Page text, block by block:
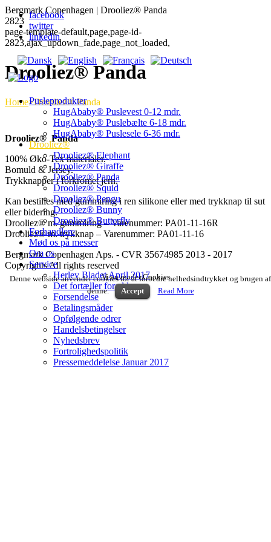
facebook
twitter
linkedin
Pusleprodukter
HugAbaby® Puslevest 0-12 mdr.
HugAbaby® Puslebælte 6-18 mdr.
HugAbaby® Puslesele 6-36 mdr.
Drooliez®
Drooliez® Elephant
Drooliez® Giraffe
Drooliez® Panda
Drooliez® Squid
Drooliez® Pengu
Drooliez® Bunny
Drooliez® Butterfly
Forhandlere
Mød os på messer
Om os
Service
Herlev Bladet April 2017
Det fortæller forældrene..
Forsendelse
Betalingsmåder
Opfølgende odrer
Handelsbetingelser
Nyhedsbrev
Fortrolighedspolitik
Pressemeddelelse Januar 2017
Bergmark Copenhagen | Drooliez® Panda
2823
page-template-default,page,page-id-
2823,ajax_updown_fade,page_not_loaded,
Drooliez® Panda
Home>Drooliez® Panda
Drooliez® Panda
100% Øko-Tex materialer.
Bomuld & Jersey.
Trykknapper i forkromet jern.
Kan bestilles med gummiring i ren silikone eller med trykknap til sut
eller bidering.
Drooliez® m. gummiring – Varenummer: PA01-11-16R
Drooliez® m. trykknap – Varenummer: PA01-11-16
Bergmark Copenhagen Aps. - CVR 35674985 2013 - 2017
Copyrights All rights reserved
Denne webside anvender cookies for at forbedre helhedsindtrykket og brugen af
denne.
Accept Read More
Vi anvender Cookies